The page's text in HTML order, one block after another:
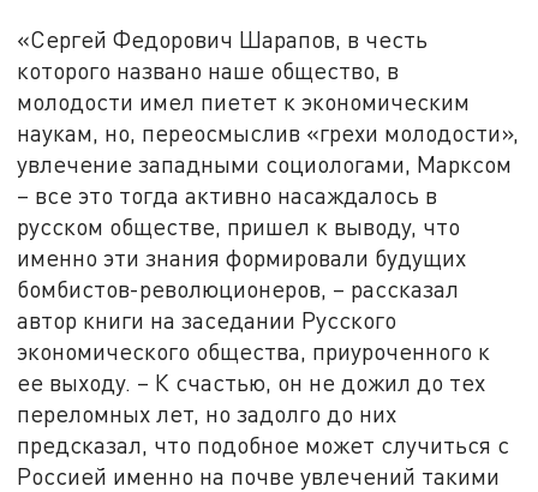
«Сергей Федорович Шарапов, в честь
которого названо наше общество, в
молодости имел пиетет к экономическим
наукам, но, переосмыслив «грехи молодости»,
увлечение западными социологами, Марксом
– все это тогда активно насаждалось в
русском обществе, пришел к выводу, что
именно эти знания формировали будущих
бомбистов-революционеров, – рассказал
автор книги на заседании Русского
экономического общества, приуроченного к
ее выходу. – К счастью, он не дожил до тех
переломных лет, но задолго до них
предсказал, что подобное может случиться с
Россией именно на почве увлечений такими